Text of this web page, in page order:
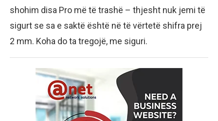
shohim disa Pro më të trashë – thjesht nuk jemi të
sigurt se sa e saktë është në të vërtetë shifra prej
2 mm. Koha do ta tregojë, me siguri.